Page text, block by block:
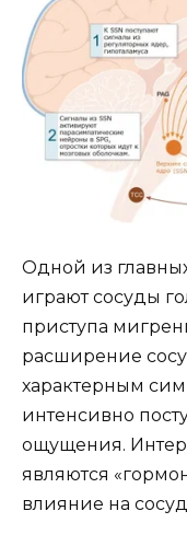
Одной из
играют сосуды
приступа
расширение
характерным
интенсивно
ощущения.
являются
влияние на